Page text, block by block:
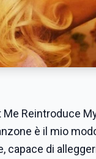
Me Reintroduce
è il mio
capace di